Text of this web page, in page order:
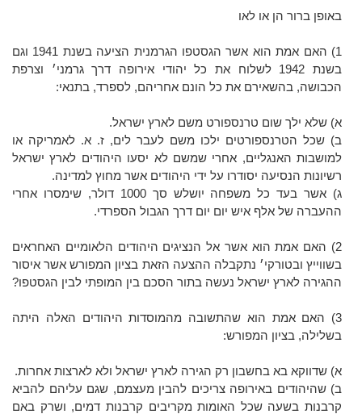
באופן ברור הן או לאו
1) האם אמת הוא אשר הגסטפו הגרמנית הציעה בשנת 1941 וגם
בשנת 1942 לשלוח את כל יהודי אירופה דרך גרמני׳ וצרפת
הכבושה, בהשאירם את כל הונם אחריהם, לספרד, בתנאי:
א) שלא ילך שום טרנספורט משם לארץ ישראל.
ב) שכל הטרנספורטים ילכו משם לעבר לים, ז. א. לאמריקה או
למושבות האנגליים, אחרי שמשם לא יסעו היהודים לארץ ישראל
רשיונות הנסיעה יסודרו על ידי היהודים אשר מחוץ למדינה.
ג) אשר בעד כל משפחה יושלש סך 1000 דולר, שימסרו אחרי
ההעברה של אלף איש יום יום דרך הגבול הספרדי.
2) האם אמת הוא אשר אל הנציגים היהודים הלאומיים האחראים
בשווייץ ובטורקי׳ נתקבלה ההצעה הזאת בציון המפורש אשר איסור
ההגירה לארץ ישראל נעשה בתור הסכם בין המופתי לבין הגסטפו?
3) האם אמת הוא שהתשובה מהמוסדות היהודים האלה היתה
בשלילה, בציון המפורש:
א) שדווקא בא בחשבון רק הגירה לארץ ישראל ולא לארצות אחרות.
ב) שהיהודים באירופה צריכים להבין מעצמם, שגם עליהם להביא
קרבנות בשעה שכל האומות מקריבים קרבנות דמים, ושרק באם